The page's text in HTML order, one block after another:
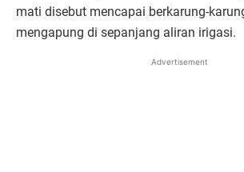
mati disebut mencapai berkarung-
mengapung di sepanjang aliran irigasi.
Advertisement